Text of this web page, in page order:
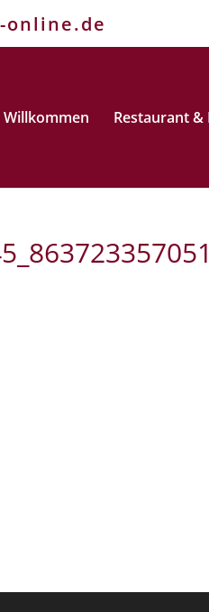
Willkommen Restaurant